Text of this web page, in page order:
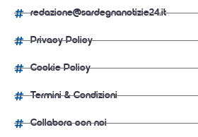
redazione@sardegnanotizie24.it
Privacy Policy
Cookie Policy
Termini & Condizioni
Collabora con noi